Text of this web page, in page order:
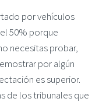
por vehículos
50% porque
necesitas probar,
por algún
es superior.
de los tribunales que